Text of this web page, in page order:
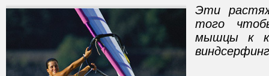
Эти
того
мышцы к